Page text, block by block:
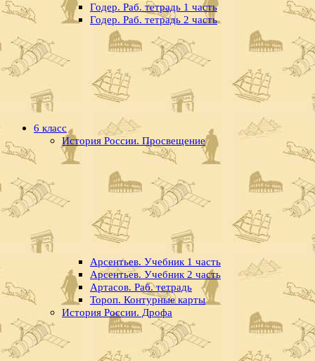
Годер. Раб. тетрадь 1 часть
Годер. Раб. тетрадь 2 часть
6 класс
История России. Просвещение
Арсентьев. Учебник 1 часть
Арсентьев. Учебник 2 часть
Артасов. Раб. тетрадь
Тороп. Контурные карты
История России. Дрофа